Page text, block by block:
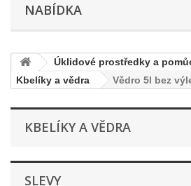
NABÍDKA
Úklidové prostředky a
Kbelíky a vědra
Vědro 5l bez
KBELÍKY A VĚDRA
SLEVY